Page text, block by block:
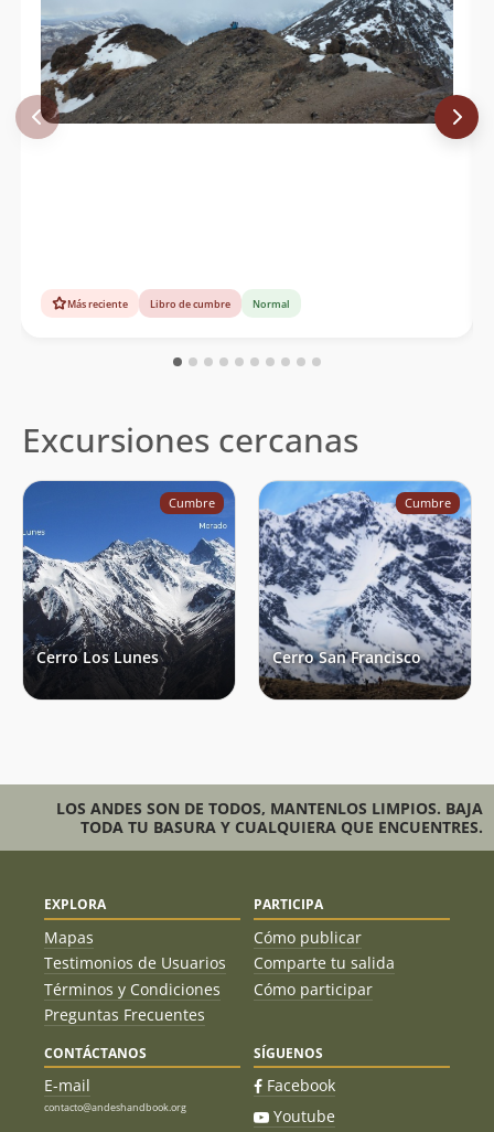
Más reciente Libro de cumbre Normal
Excursiones cercanas
Cumbre
Cerro Los Lunes
Cumbre
Cerro San Francisco
LOS ANDES SON DE TODOS, MANTENLOS LIMPIOS. BAJA
TODA TU BASURA Y CUALQUIERA QUE ENCUENTRES.
EXPLORA
Mapas
Testimonios de Usuarios
Términos y Condiciones
Preguntas Frecuentes
PARTICIPA
Cómo publicar
Comparte tu salida
Cómo participar
CONTÁCTANOS
E-mail
contacto@andeshandbook.org
SÍGUENOS
Facebook
Youtube